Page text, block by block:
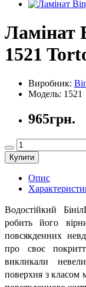
Ламінат
1521
Виробник:
Модель: 1521
965грн.
Купити
Опис
Водостійкий
робить його
повсякденних
про своє
викликали
поверхня з класом